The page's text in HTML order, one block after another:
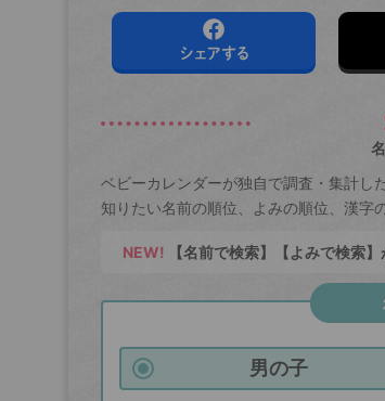
シェアする
ベビーカレンダーが独自で調査・集計し
知りたい名前の順位、よみの順位、漢字
NEW! 【名前で検索】【よみで検索
男の子